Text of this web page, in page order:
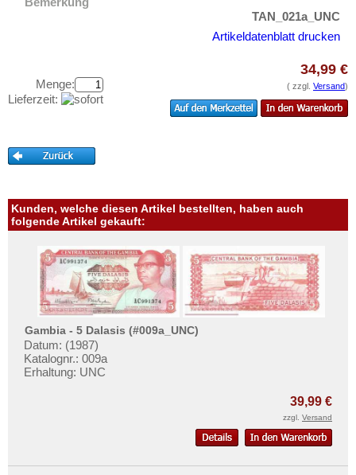
Testbanknoten
Aufbewahrung
Gutscheine
Ihre Bewertungen
Kontakt
Informationen
Preislisten
Ankauf
Erhaltungsgrade
Gratisbanknoten
FAQ
Mehr über...
Liefer- und Versandkosten
TAN_021a_UNC
Artikeldatenblatt drucken
Menge:
Lieferzeit:
34,99 €
( zzgl. Versand)
Kunden, welche diesen Artikel bestellten, haben auch
folgende Artikel gekauft:
Gambia - 5 Dalasis (#009a_UNC)
Datum: (1987)
Katalognr.: 009a
Erhaltung: UNC
39,99 €
zzgl. Versand